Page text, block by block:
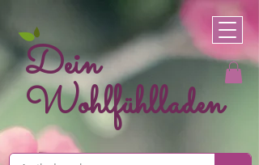
Dein
Wohlfühlladen